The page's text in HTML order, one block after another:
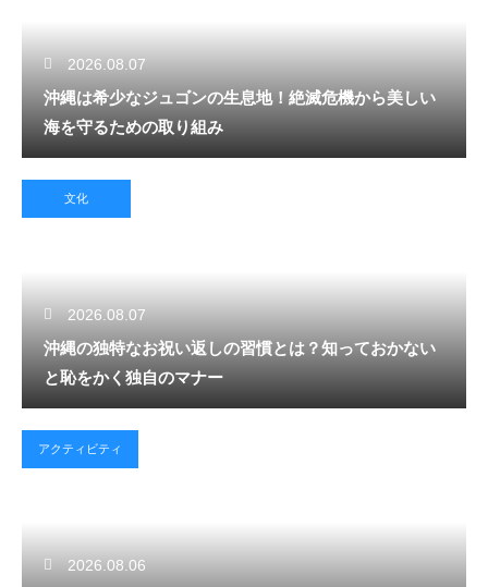
2026.08.07
沖縄は希少なジュゴンの生息地！絶滅危機から美しい
海を守るための取り組み
文化
2026.08.07
沖縄の独特なお祝い返しの習慣とは？知っておかない
と恥をかく独自のマナー
アクティビティ
2026.08.06